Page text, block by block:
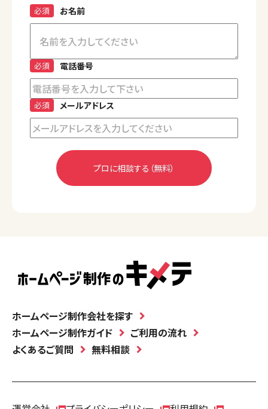
お名前
必須
電話番号
必須
メールアドレス
必須
ホームページ制作会社を探す
ホームページ制作ガイド
ご利用の流れ
よくあるご質問
無料相談